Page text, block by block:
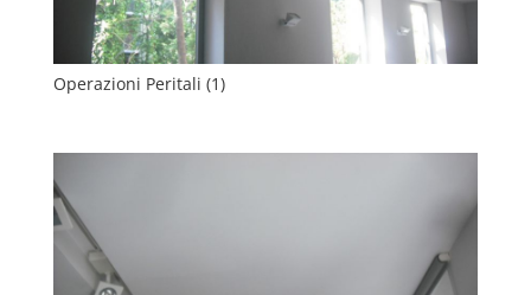
Operazioni Peritali (1)